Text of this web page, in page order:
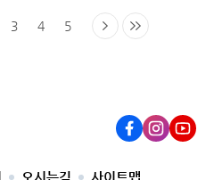
3 4 5
오시는길 사이트맵
FacebookInstagram